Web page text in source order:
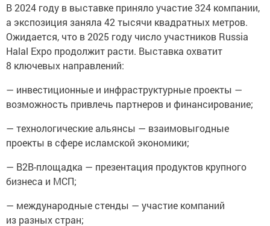
В 2024 году в выставке приняло участие 324 компании,
а экспозиция заняла 42 тысячи квадратных метров.
Ожидается, что в 2025 году число участников Russia
Halal Expo продолжит расти. Выставка охватит
8 ключевых направлений:
— инвестиционные и инфраструктурные проекты —
возможность привлечь партнеров и финансирование;
— технологические альянсы — взаимовыгодные
проекты в сфере исламской экономики;
— B2B-площадка — презентация продуктов крупного
бизнеса и МСП;
— международные стенды — участие компаний
из разных стран;